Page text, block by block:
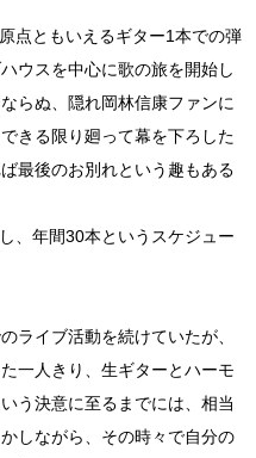
点ともいえるギター1本での弾
ウスを中心に歌の旅を開始し
らぬ、隠れ岡林信康ファンに
きる限り廻って幕を下ろした
最後のお別れという趣もある
、年間30本というスケジュー
ライブ活動を続けていたが、
一人きり、生ギターとハーモ
う決意に至るまでには、相当
しながら、その時々で自分の